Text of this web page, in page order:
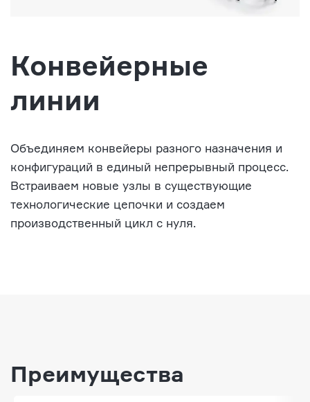
Конвейерные
линии
Объединяем конвейеры разного назначения и
конфигураций в единый непрерывный процесс.
Встраиваем новые узлы в существующие
технологические цепочки и создаем
производственный цикл с нуля.
Преимущества